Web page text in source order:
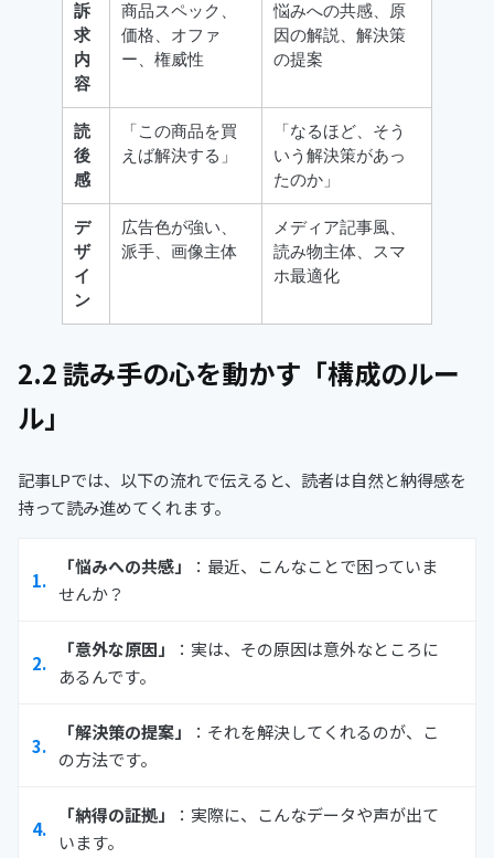
訴
求
内
容
商品スペック、
価格、オファ
ー、権威性
悩みへの共感、原
因の解説、解決策
の提案
読
後
感
「この商品を買
えば解決する」
「なるほど、そう
いう解決策があっ
たのか」
デ
ザ
イ
ン
広告色が強い、
派手、画像主体
メディア記事風、
読み物主体、スマ
ホ最適化
2.2 読み手の心を動かす「構成のルー
ル」
記事LPでは、以下の流れで伝えると、読者は自然と納得感を
持って読み進めてくれます。
「悩みへの共感」
：最近、こんなことで困っていま
せんか？
「意外な原因」
：実は、その原因は意外なところに
あるんです。
「解決策の提案」
：それを解決してくれるのが、こ
の方法です。
「納得の証拠」
：実際に、こんなデータや声が出て
います。